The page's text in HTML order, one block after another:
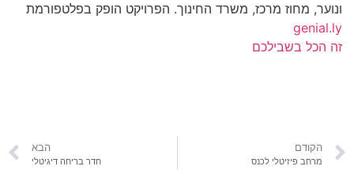
ונוער, מחוז מרכז, משרד החינוך. הפרויקט הופק בפלטפורמת
genial.ly
זה הכל בשבילכם
הקודם
מרחב פיזיטלי לכנס
הבא
חדר בריחה דיגיטלי